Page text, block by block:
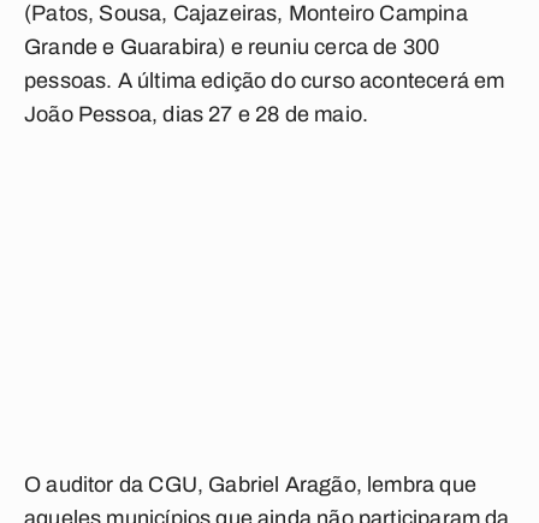
(Patos, Sousa, Cajazeiras, Monteiro Campina
Grande e Guarabira) e reuniu cerca de 300
pessoas. A última edição do curso acontecerá em
João Pessoa, dias 27 e 28 de maio.
O auditor da CGU, Gabriel Aragão, lembra que
aqueles municípios que ainda não participaram da